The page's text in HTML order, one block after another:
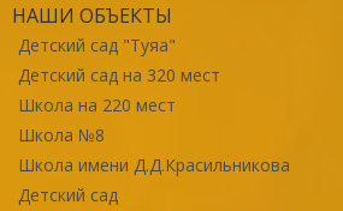
НАШИ ОБЪЕКТЫ
Детский сад "Туяа"
Детский сад на 320 мест
Школа на 220 мест
Школа №8
Школа имени Д.Д.Красильникова
Детский сад